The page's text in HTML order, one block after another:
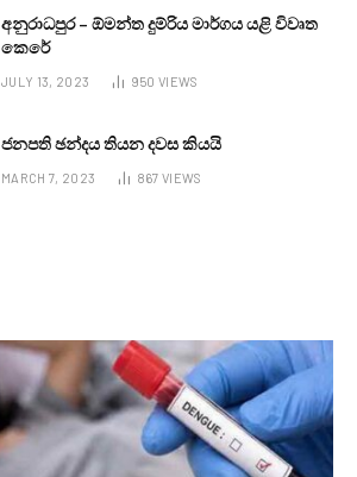
අනුරාධපුර – ඕමන්ත දුම්රිය මාර්ගය යළි විවෘත
කෙරේ
JULY 13, 2023 950 VIEWS
ජනපති ඡන්දය තියන දවස කියයි
MARCH 7, 2023 867 VIEWS